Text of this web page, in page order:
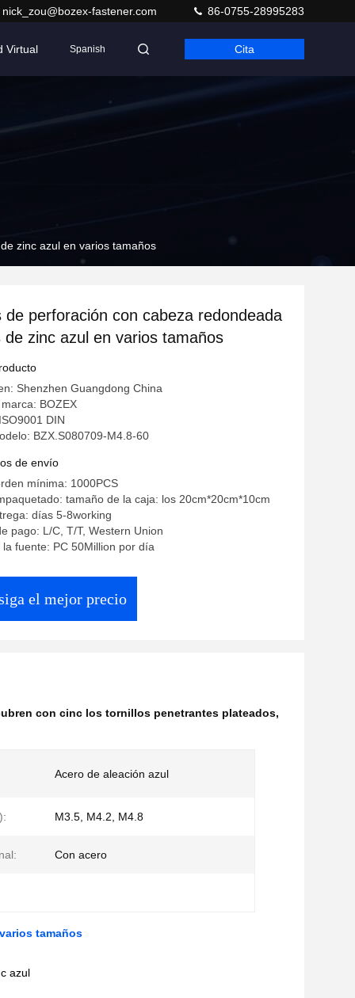
nick_zou@bozex-fastener.com 86-0755-28995283
Virtual Spanish Cita
zinc azul en varios tamaños
de perforación con cabeza redondeada
de zinc azul en varios tamaños
Shenzhen Guangdong China
BOZEX
DIN
BZX.S080709-M4.8-60
de envío
mínima: 1000PCS
tamaño de la caja: los 20cm*20cm*10cm
días 5-8working
pago: L/C, T/T, Western Union
fuente: PC 50Million por día
el mejor precio
con cinc los tornillos penetrantes plateados,
Acero de aleación azul
M3.5, M4.2, M4.8
Con acero
tamaños
azul